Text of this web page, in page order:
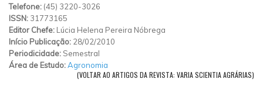
Telefone: (45) 3220-3026
ISSN: 31773165
Editor Chefe: Lúcia Helena Pereira Nóbrega
Início Publicação: 28/02/2010
Periodicidade: Semestral
Área de Estudo:Agronomia
(VOLTAR AO ARTIGOS DA REVISTA: VARIA SCIENTIA AGRÁRIAS)